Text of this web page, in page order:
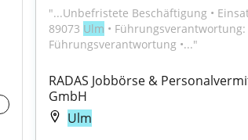
"...Unbefristete Beschäftigung •
89073 Ulm • Führungsverantwortung:
Führungsverantwortung •..."
RADAS Jobbörse &
GmbH
Ulm